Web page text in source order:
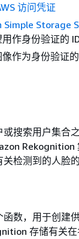
访问凭证
Simple Storage
作身份验证的
作为身份验证的
搜索用户集合
Rekognition
检测到的人脸的
数，用于创建
存储有关